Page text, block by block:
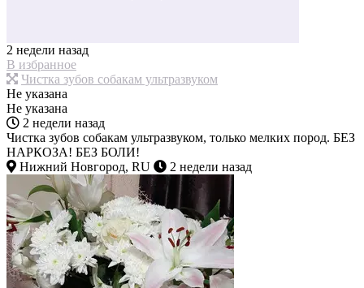
2 недели назад
В избранное
Чистка зубов собакам ультразвуком
Не указана
Не указана
2 недели назад
Чистка зубов собакам ультразвуком, только мелких пород. БЕЗ
НАРКОЗА! БЕЗ БОЛИ!
Нижний Новгород, RU
2 недели назад